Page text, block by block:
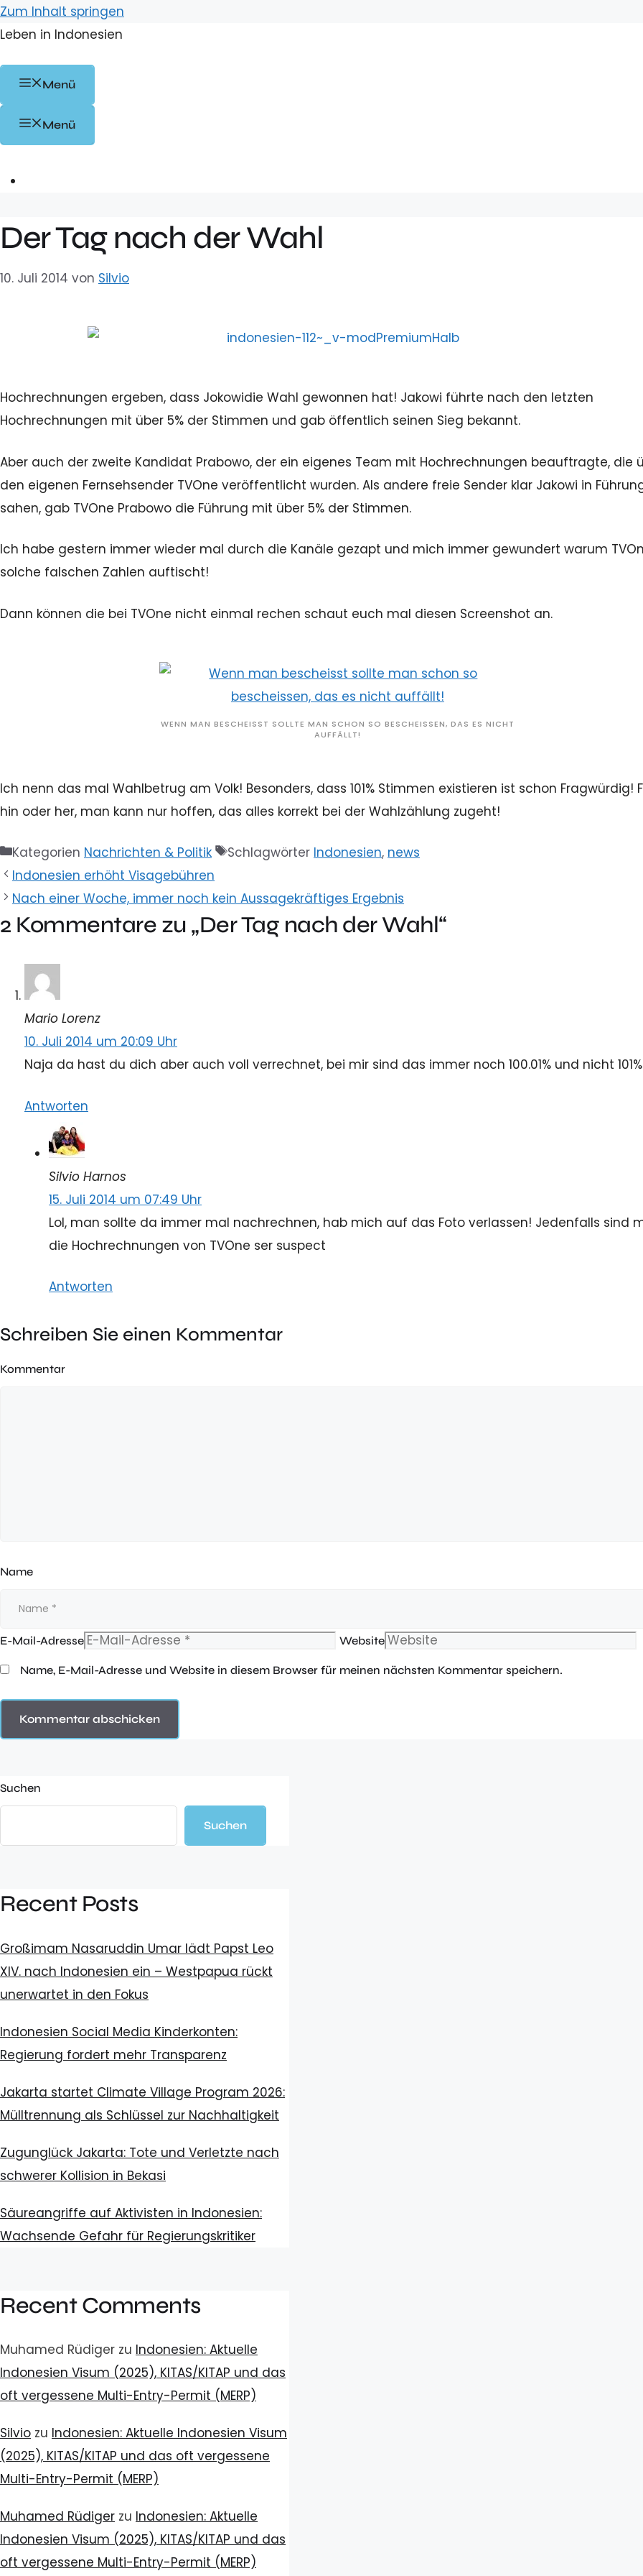
Zum Inhalt springen
Leben in Indonesien
Menü
Menü
Der Tag nach der Wahl
10. Juli 2014 von Silvio
Hochrechnungen ergeben, dass Jokowidie Wahl gewonnen hat! Jakowi führte nach den letzten
Hochrechnungen mit über 5% der Stimmen und gab öffentlich seinen Sieg bekannt.
Aber auch der zweite Kandidat Prabowo, der ein eigenes Team mit Hochrechnungen beauftragte, die
den eigenen Fernsehsender TVOne veröffentlicht wurden. Als andere freie Sender klar Jakowi in
sahen, gab TVOne Prabowo die Führung mit über 5% der Stimmen.
Ich habe gestern immer wieder mal durch die Kanäle gezapt und mich immer gewundert warum
solche falschen Zahlen auftischt!
Dann können die bei TVOne nicht einmal rechen schaut euch mal diesen Screenshot an.
WENN MAN BESCHEISST SOLLTE MAN SCHON SO BESCHEISSEN, DAS ES NICHT
AUFFÄLLT!
Ich nenn das mal Wahlbetrug am Volk! Besonders, dass 101% Stimmen existieren ist schon Fragwürdig!
hin oder her, man kann nur hoffen, das alles korrekt bei der Wahlzählung zugeht!
Kategorien Nachrichten & Politik Schlagwörter Indonesien, news
Indonesien erhöht Visagebühren
Nach einer Woche, immer noch kein Aussagekräftiges Ergebnis
2 Kommentare zu „Der Tag nach der Wahl“
Mario Lorenz
10. Juli 2014 um 20:09 Uhr
Naja da hast du dich aber auch voll verrechnet, bei mir sind das immer noch 100.01% und nicht
Antworten
Silvio Harnos
15. Juli 2014 um 07:49 Uhr
Lol, man sollte da immer mal nachrechnen, hab mich auf das Foto verlassen! Jedenfalls sind
die Hochrechnungen von TVOne ser suspect
Antworten
Schreiben Sie einen Kommentar
Kommentar
Name
E-Mail-Adresse Website
Name, E-Mail-Adresse und Website in diesem Browser für meinen nächsten Kommentar speichern.
Suchen
Suchen
Recent Posts
Großimam Nasaruddin Umar lädt Papst Leo
XIV. nach Indonesien ein – Westpapua rückt
unerwartet in den Fokus
Indonesien Social Media Kinderkonten:
Regierung fordert mehr Transparenz
Jakarta startet Climate Village Program 2026:
Mülltrennung als Schlüssel zur Nachhaltigkeit
Zugunglück Jakarta: Tote und Verletzte nach
schwerer Kollision in Bekasi
Säureangriffe auf Aktivisten in Indonesien:
Wachsende Gefahr für Regierungskritiker
Recent Comments
Muhamed Rüdiger zu Indonesien: Aktuelle
Indonesien Visum (2025), KITAS/KITAP und das
oft vergessene Multi-Entry-Permit (MERP)
Silvio zu Indonesien: Aktuelle Indonesien Visum
(2025), KITAS/KITAP und das oft vergessene
Multi-Entry-Permit (MERP)
Muhamed Rüdiger zu Indonesien: Aktuelle
Indonesien Visum (2025), KITAS/KITAP und das
oft vergessene Multi-Entry-Permit (MERP)